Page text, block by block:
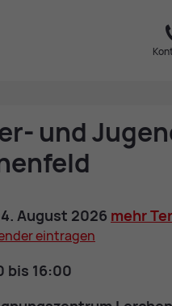
und
Au­gust 2026 mehr
ein­tra­gen
bis 16:00